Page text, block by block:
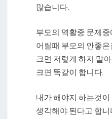
많습니다.
부모의 역활중 문제
어릴때 부모의 안좋
크면 저렇게 하지 말
크면 똑같이 합니다.
내가 해야지 하는것
생각해야 된다고 합니